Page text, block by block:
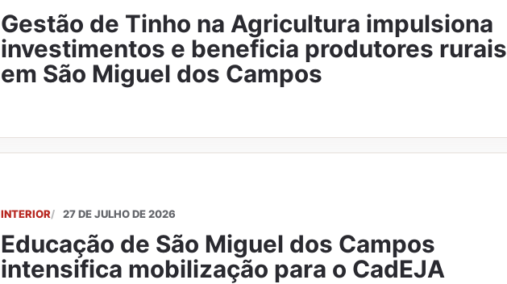
Gestão de Tinho na Agricultura impulsiona
investimentos e beneficia produtores rurais
em São Miguel dos Campos
INTERIOR 27 DE JULHO DE 2026
Educação de São Miguel dos Campos
intensifica mobilização para o CadEJA